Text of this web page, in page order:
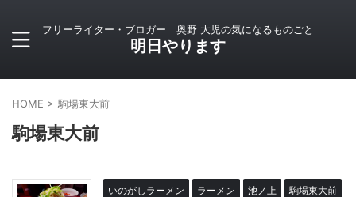
フリーライター・ブロガー 奥野 大児の気になるものごと
明日やります
HOME > 駒場東大前
駒場東大前
いのがしラーメン ラーメン 池ノ上 駒場東大前